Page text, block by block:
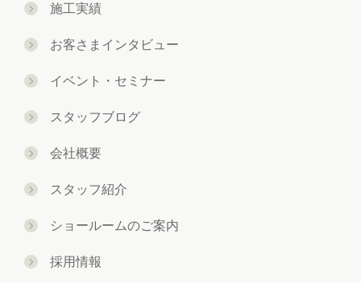
施工実績
お客さまインタビュー
イベント・セミナー
スタッフブログ
会社概要
スタッフ紹介
ショールームのご案内
採用情報